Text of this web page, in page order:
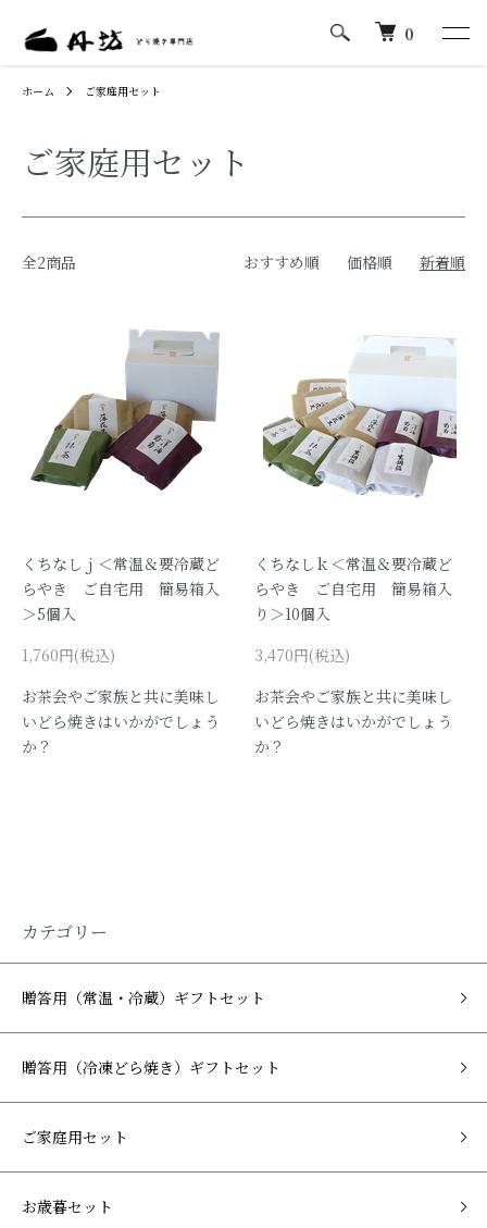
0
ホーム ご家庭用セット
ご家庭用セット
全2商品 おすすめ順 価格順 新着順
くちなしｊ＜常温＆要冷蔵ど
らやき ご自宅用 簡易箱入
＞5個入
1,760円(税込)
お茶会やご家族と共に美味し
いどら焼きはいかがでしょう
か？
くちなしｋ＜常温＆要冷蔵ど
らやき ご自宅用 簡易箱入
り＞10個入
3,470円(税込)
お茶会やご家族と共に美味し
いどら焼きはいかがでしょう
か？
カテゴリー
贈答用（常温・冷蔵）ギフトセット
贈答用（冷凍どら焼き）ギフトセット
ご家庭用セット
お歳暮セット